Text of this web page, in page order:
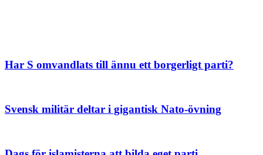
Har S omvandlats till ännu ett borgerligt parti?
Svensk militär deltar i gigantisk Nato-övning